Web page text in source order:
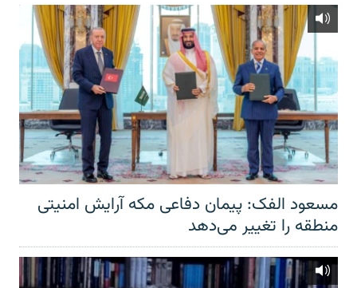
مسعود الفک: پیمان دفاعی مکه آرایش امنیتی
منطقه را تغییر می‌دهد